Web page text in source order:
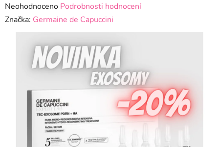
Průměrné
hodnocení
produktu
hvězdiček.
Neohodnoceno Podrobnosti hodnocení
Značka: Germaine de Capuccini